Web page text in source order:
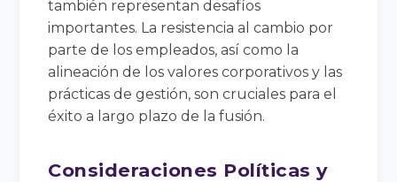
también representan desafíos
importantes. La resistencia al cambio por
parte de los empleados, así como la
alineación de los valores corporativos y las
prácticas de gestión, son cruciales para el
éxito a largo plazo de la fusión.
Consideraciones Políticas y